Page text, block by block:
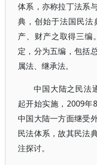
体系，亦称拉丁法系
典，创始于法国民
产、财产之取得三编
定，分为五编，包括
属法、继承法。
中国大陆之民法
起开始实施，2009年
中国大陆一方面继受
民法体系，故其民法
注探讨。